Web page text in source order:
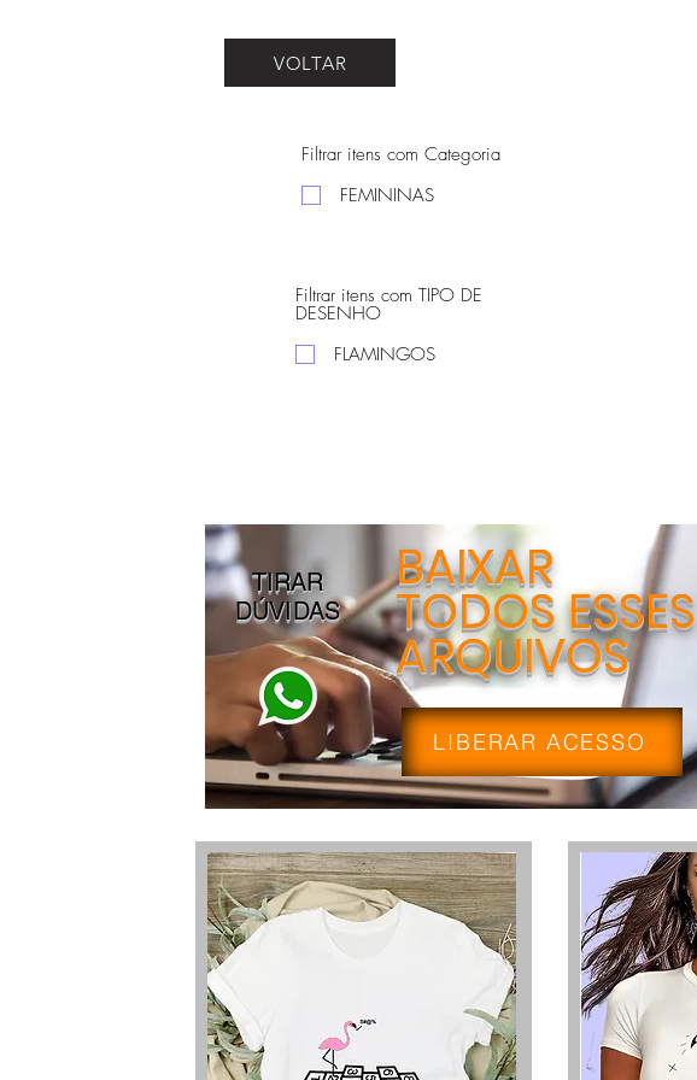
VOLTAR
Filtrar itens com Categoria
FEMININAS
Filtrar itens com TIPO DE
DESENHO
FLAMINGOS
BAIXAR
TODOS ESSES
ARQUIVOS
LIBERAR ACESSO
TIRAR
DÚVIDAS